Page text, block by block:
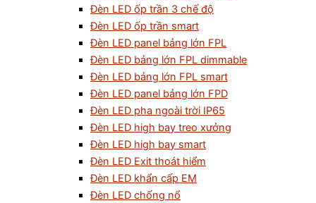
Đèn LED ốp trần 3 chế độ
Đèn LED ốp trần smart
Đèn LED panel bảng lớn FPL
Đèn LED bảng lớn FPL dimmable
Đèn LED bảng lớn FPL smart
Đèn LED panel bảng lớn FPD
Đèn LED pha ngoài trời IP65
Đèn LED high bay treo xưởng
Đèn LED high bay smart
Đèn LED Exit thoát hiểm
Đèn LED khẩn cấp EM
Đèn LED chống nổ